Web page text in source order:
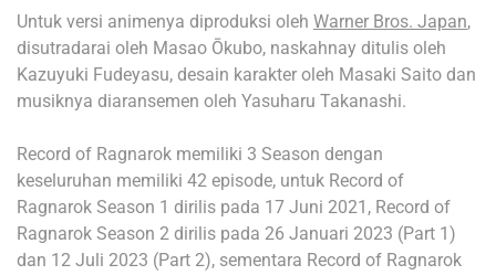
Untuk versi animenya diproduksi oleh Warner Bros. Japan,
disutradarai oleh Masao Ōkubo, naskahnay ditulis oleh
Kazuyuki Fudeyasu, desain karakter oleh Masaki Saito dan
musiknya diaransemen oleh Yasuharu Takanashi.
Record of Ragnarok memiliki 3 Season dengan
keseluruhan memiliki 42 episode, untuk Record of
Ragnarok Season 1 dirilis pada 17 Juni 2021, Record of
Ragnarok Season 2 dirilis pada 26 Januari 2023 (Part 1)
dan 12 Juli 2023 (Part 2), sementara Record of Ragnarok